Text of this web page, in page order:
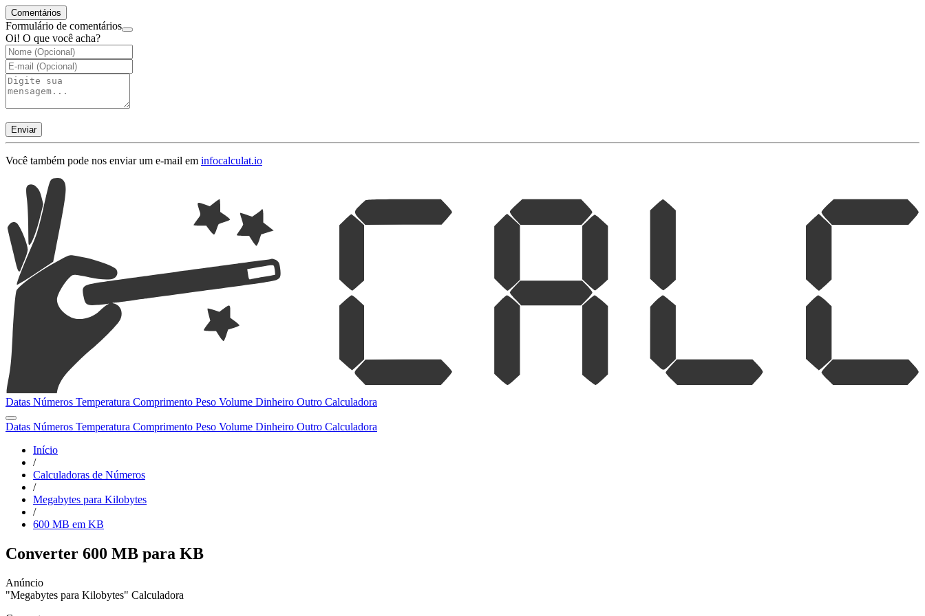
Comentários
Formulário de comentários
Oi! O que você acha?
Enviar
Você também pode nos enviar um e-mail em infocalculat.io
Datas Números Temperatura Comprimento Peso Volume Dinheiro Outro Calculadora
Datas Números Temperatura Comprimento Peso Volume Dinheiro Outro Calculadora
Início
/
Calculadoras de Números
/
Megabytes para Kilobytes
/
600 MB em KB
Converter 600 MB para KB
"Megabytes para Kilobytes" Calculadora